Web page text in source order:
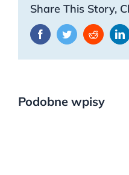
Share This Story,
FacebookTwitterReddit
Podobne wpisy